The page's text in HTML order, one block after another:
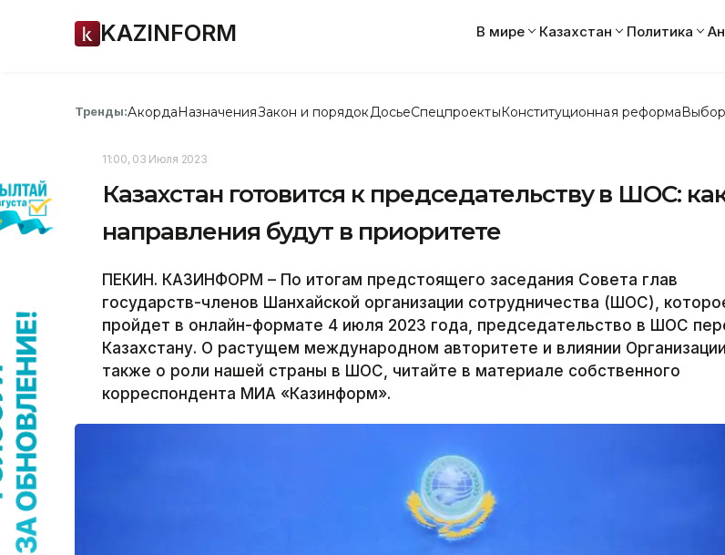
KAZINFORM В мире Казахстан Политика
Тренды:АкордаНазначенияЗакон и порядок ДосьеСпецпроектыКонституционная реформа
11:00, 03 Июля 2023
Казахстан готовится к председательству в ШОС:
направления будут в приоритете
ПЕКИН. КАЗИНФОРМ – По итогам предстоящего заседания Совета глав
государств-членов Шанхайской организации сотрудничества (ШОС),
пройдет в онлайн-формате 4 июля 2023 года, председательство в ШОС
Казахстану. О растущем международном авторитете и влиянии
также о роли нашей страны в ШОС, читайте в материале собственного
корреспондента МИА «Казинформ».